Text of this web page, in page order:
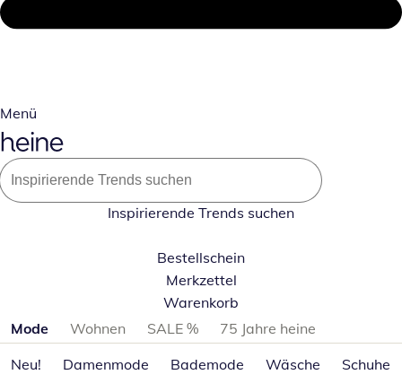
Menü
Inspirierende Trends suchen
Bestellschein
Merkzettel
Warenkorb
Produktkategorien überspringen
Mode Wohnen SALE %
75 Jahre heine
Neu!
Damenmode Bademode Wäsche Schuhe